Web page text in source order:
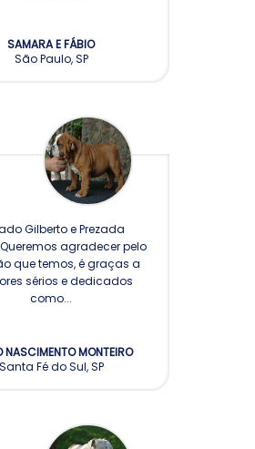
SAMARA E FÁBIO
São Paulo, SP
Gilberto e Prezada
agradecer pelo
que temos, é graças a
sérios e dedicados
como...
NASCIMENTO MONTEIRO
Santa Fé do Sul, SP